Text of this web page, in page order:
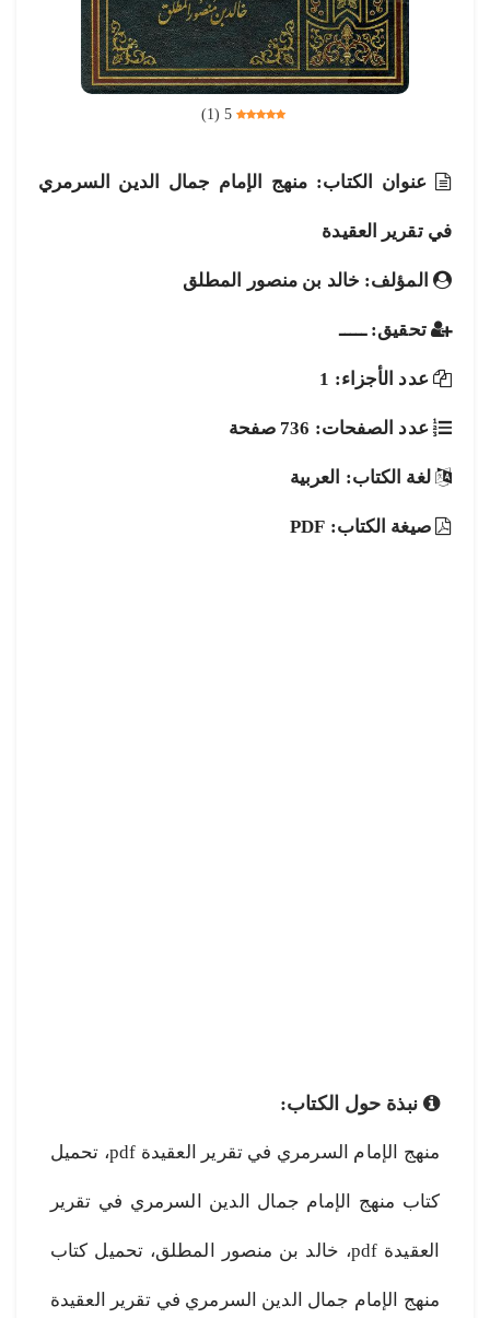
5
(
1
)
عنوان الكتاب: منهج الإمام جمال الدين السرمري
في تقرير العقيدة
المؤلف: خالد بن منصور المطلق
تحقيق: ـــــ
عدد الأجزاء: 1
عدد الصفحات: 736 صفحة
لغة الكتاب: العربية
صيغة الكتاب: PDF
نبذة حول الكتاب:
منهج الإمام السرمري في تقرير العقيدة pdf، تحميل
كتاب منهج الإمام جمال الدين السرمري في تقرير
العقيدة pdf، خالد بن منصور المطلق، تحميل كتاب
منهج الإمام جمال الدين السرمري في تقرير العقيدة